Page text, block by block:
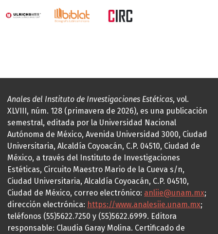
Anales del Instituto de Investigaciones Estéticas, vol.
XLVIII, núm. 128 (primavera de 2026), es una publicación
semestral, editada por la Universidad Nacional
Autónoma de México, Avenida Universidad 3000, Ciudad
Universitaria, Alcaldía Coyoacán, C.P. 04510, Ciudad de
México, a través del Instituto de Investigaciones
Estéticas, Circuito Maestro Mario de la Cueva s/n,
Ciudad Universitaria, Alcaldía Coyoacán, C.P. 04510,
Ciudad de México, correo electrónico: anliie@unam.mx;
dirección electrónica: https://www.analesiie.unam.mx;
teléfonos (55)5622.7250 y (55)5622.6999. Editora
responsable: Claudia Garay Molina. Certificado de